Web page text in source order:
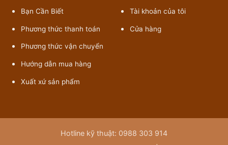
Bạn Cần Biết
Phương thức thanh toán
Phương thức vận chuyển
Hướng dẫn mua hàng
Xuất xứ sản phẩm
Tài khoản của tôi
Cửa hàng
Hotline kỹ thuật: 0988 303 914